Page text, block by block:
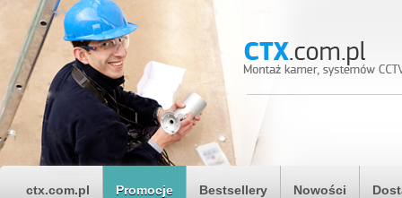
ctx.com.pl Promocje Bestsellery Nowości